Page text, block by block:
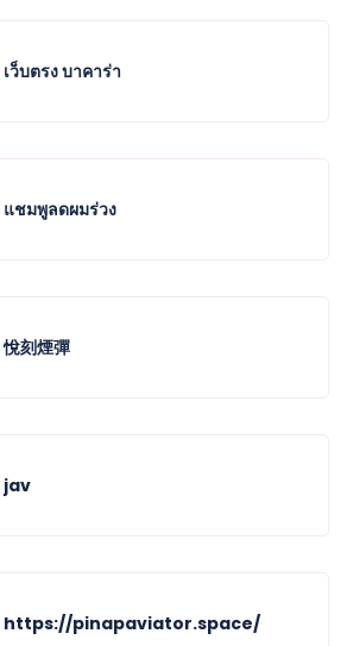
เว็บตรง บาคาร่า
แชมพูลดผมร่วง
悅刻煙彈
jav
https://pinapaviator.space/